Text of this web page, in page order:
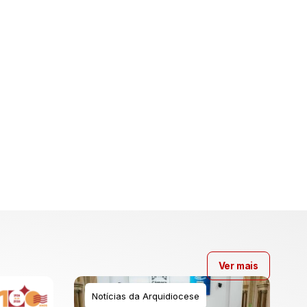
Notícias da Arquidiocese
Ver mais